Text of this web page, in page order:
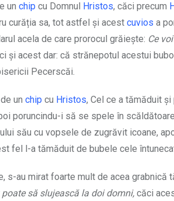
un chip cu Domnul Hristos, căci precum
curăția sa, tot astfel și acest cuvios a
acela de care prorocul grăiește: Ce
și acest dar: că strănepotul acestui
Pecerscăi.
un chip cu Hristos, Cel ce a tămăduit
poruncindu-i să se spele în
său cu vopsele de zugrăvit icoane,
fel l-a tămăduit de bubele cele
s-au mirat foarte mult de acea grabnică
să slujească la doi domni, căci